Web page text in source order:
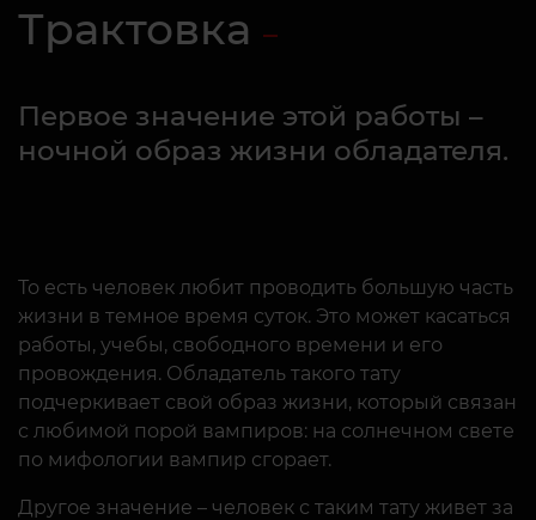
Трактовка
Первое значение этой работы –
ночной образ жизни обладателя.
То есть человек любит проводить большую часть
жизни в темное время суток. Это может касаться
работы, учебы, свободного времени и его
провождения. Обладатель такого тату
подчеркивает свой образ жизни, который связан
с любимой порой вампиров: на солнечном свете
по мифологии вампир сгорает.
Другое значение – человек с таким тату живет за